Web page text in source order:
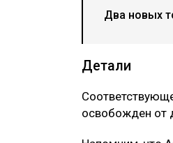
Два новых
Детали
освобожден от